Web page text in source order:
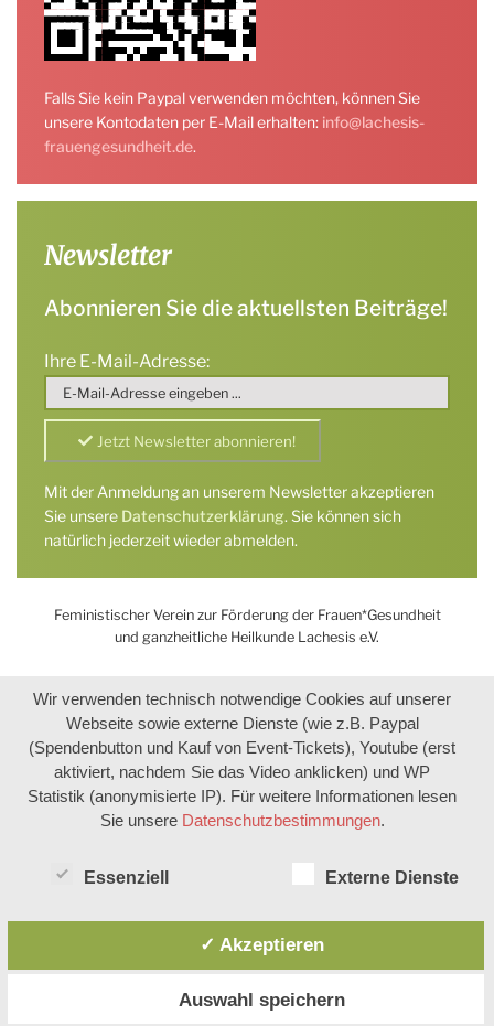
Falls Sie kein Paypal verwenden möchten, können Sie
unsere Kontodaten per E-Mail erhalten: info@lachesis-
frauengesundheit.de.
Newsletter
Abonnieren Sie die aktuellsten Beiträge!
Ihre E-Mail-Adresse:
Mit der Anmeldung an unserem Newsletter akzeptieren
Sie unsere Datenschutzerklärung. Sie können sich
natürlich jederzeit wieder abmelden.
Feministischer Verein zur Förderung der Frauen*Gesundheit
und ganzheitliche Heilkunde Lachesis e.V.
Wir verwenden technisch notwendige Cookies auf unserer
Webseite sowie externe Dienste (wie z.B. Paypal
(Spendenbutton und Kauf von Event-Tickets), Youtube (erst
aktiviert, nachdem Sie das Video anklicken) und WP
Statistik (anonymisierte IP). Für weitere Informationen lesen
Sie unsere Datenschutzbestimmungen.
Essenziell Externe Dienste
✓ Akzeptieren
Auswahl speichern